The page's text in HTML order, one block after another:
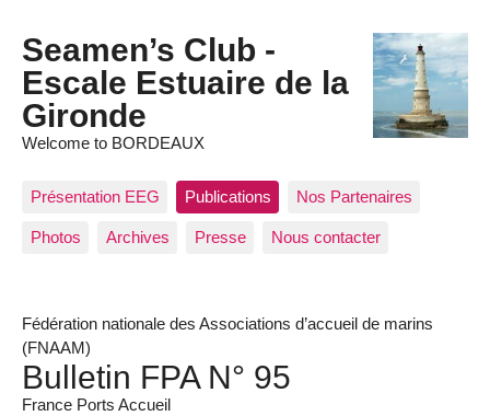
Seamen’s Club -
Escale Estuaire de la
Gironde
Welcome to BORDEAUX
Présentation EEG Publications Nos Partenaires
Photos Archives Presse Nous contacter
Fédération nationale des Associations d’accueil de marins
(FNAAM)
Bulletin FPA N° 95
France Ports Accueil